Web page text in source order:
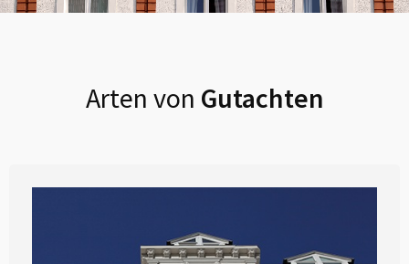
Arten von Gutachten